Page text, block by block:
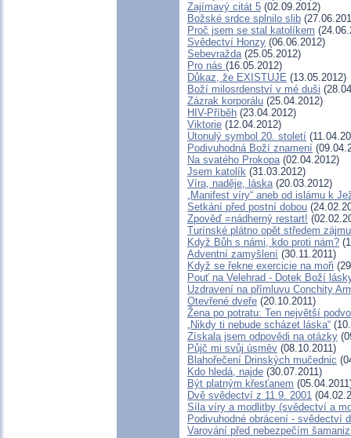
Zajímavý citát 5 (02.09.2012)
Božské srdce splnilo slib
Proč jsem se stal katolíkem
Svědectví Honzy (06.06.2012)
Sebevražda(25.05.2012)
Pro nás (16.05.2012)
Důkaz, že EXISTUJE (13.05.2012)
Boží milosrdenství v mé duši
Zázrak korporálu (25.04.2012)
HIV-Příběh (23.04.2012)
Viktorie (12.04.2012)
Utonulý symbol 20. století
Podivuhodná Boží znamení
Na svatého Prokopa(02.04.2012)
Jsem katolík (31.03.2012)
Víra, naděje, láska(20.03.2012)
„Manifest víry“ aneb od islámu k
Setkání před postní dobou
Zpověď =nádherný restart!
Turínské plátno opět středem
Když Bůh s námi, kdo proti nám?
Adventní zamyšlení (30.11.2011)
Když se řekne exercicie na moři
Pouť na Velehrad - Dotek Boží
Uzdravení na přímluvu Conchity
Otevřené dveře (20.10.2011)
Žena po potratu: Ten největší
„Nikdy ti nebude scházet láska“
Získala jsem odpovědi na otázky
Půjč mi svůj úsměv (08.10.2011)
Blahořečení Drinských mučednic
Kdo hledá, najde (30.07.2011)
Být platným křesťanem
Dvě svědectví z 11.9. 2001
Síla víry a modlitby (svědectví a
Podivuhodné obrácení - svědectví
Varování před nebezpečím